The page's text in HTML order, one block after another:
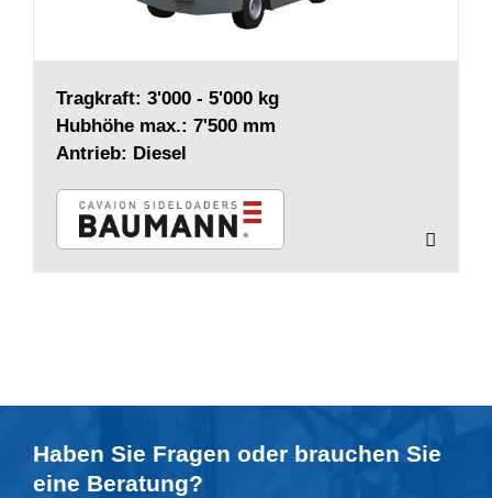
Tragkraft: 3'000 - 5'000 kg
Hubhöhe max.: 7'500 mm
Antrieb: Diesel
Haben Sie Fragen oder brauchen Sie
eine Beratung?